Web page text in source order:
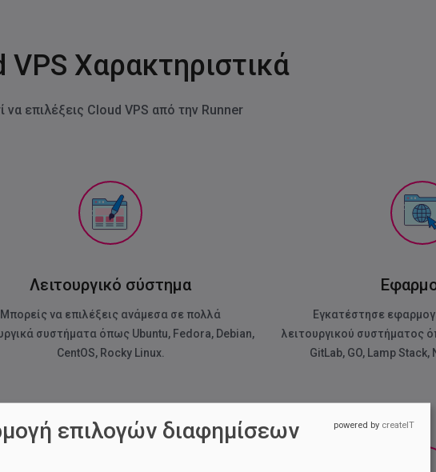
VPS Χαρακτηριστικά
να επιλέξεις Cloud VPS από την Runner
Λειτουργικό σύστημα
Μπορείς να επιλέξεις ανάμεσα σε πολλά
συστήματα όπως Ubuntu, Fedora, Debian,
CentOS, Rocky Linux.
Εγκατέστησε
λειτουργικού συστήματος
GitLab, GO, Lamp
επιλογών διαφημίσεων powered by createIT